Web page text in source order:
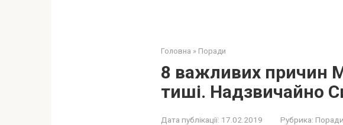
Головна » Поради
8 важливих причин
тиші. Надзвичайно
Дата публікації: 17.02.2019 Рубрика: Поради